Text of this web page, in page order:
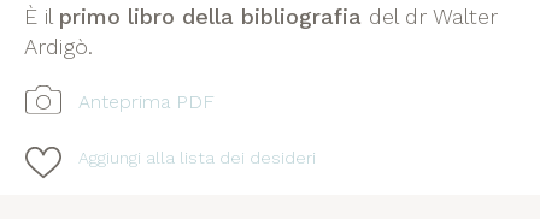
È il primo libro della bibliografia del dr Walter
Ardigò.
Anteprima PDF
Aggiungi alla lista dei desideri